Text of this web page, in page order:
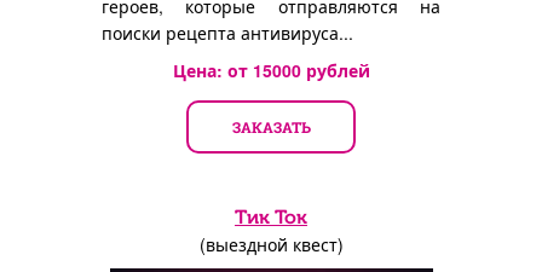
героев, которые отправляются на
поиски рецепта антивируса...
Цена: от 15000рублей
ЗАКАЗАТЬ
Тик Ток
(выездной квест)